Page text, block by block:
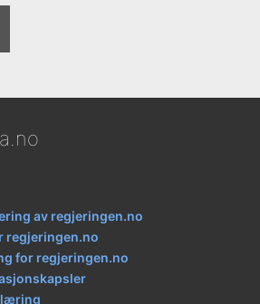
av regjeringen.no
regjeringen.no
for regjeringen.no